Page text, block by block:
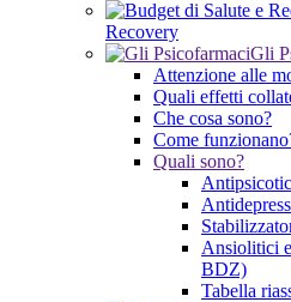
Recovery
Gli
Attenzione alle
Quali effetti
Che cosa sono?
Come
Quali sono?
Ansiolitici
BDZ)
Tabella